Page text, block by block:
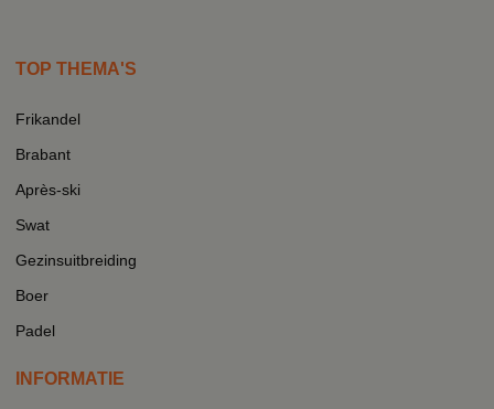
TOP THEMA'S
Frikandel
Brabant
Après-ski
Swat
Gezinsuitbreiding
Boer
Padel
INFORMATIE